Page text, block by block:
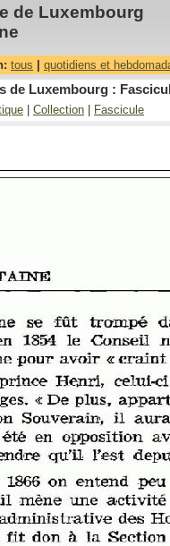
de Luxembourg
tous quotidiens et
de Luxembourg :
Collection Fascicule